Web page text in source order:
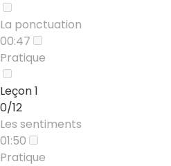
La ponctuation
00:47
Pratique
Leçon 1
0/12
Les sentiments
01:50
Pratique